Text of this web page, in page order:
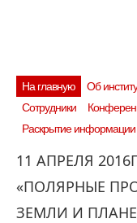
На главную Об
Сотрудники
Раскрытие информации
11 АПРЕЛЯ
«ПОЛЯРНЫЕ
ЗЕМЛИ И